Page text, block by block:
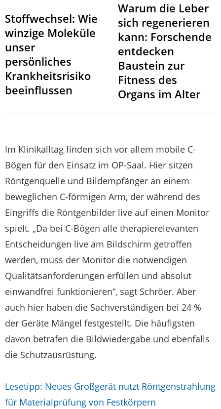
Stoffwechsel: Wie
winzige Moleküle
unser
persönliches
Krankheitsrisiko
beeinflussen
Warum die Leber
sich regenerieren
kann: Forschende
entdecken
Baustein zur
Fitness des
Organs im Alter
Im Klinikalltag finden sich vor allem mobile C-
Bögen für den Einsatz im OP-Saal. Hier sitzen
Röntgenquelle und Bildempfänger an einem
beweglichen C-förmigen Arm, der während des
Eingriffs die Röntgenbilder live auf einen Monitor
spielt. „Da bei C-Bögen alle therapierelevanten
Entscheidungen live am Bildschirm getroffen
werden, muss der Monitor die notwendigen
Qualitätsanforderungen erfüllen und absolut
einwandfrei funktionieren“, sagt Schröer. Aber
auch hier haben die Sachverständigen bei 24 %
der Geräte Mängel festgestellt. Die häufigsten
davon betrafen die Bildwiedergabe und ebenfalls
die Schutzausrüstung.
Lesetipp: Neues Großgerät nutzt Röntgenstrahlung
für Materialprüfung von Festkörpern